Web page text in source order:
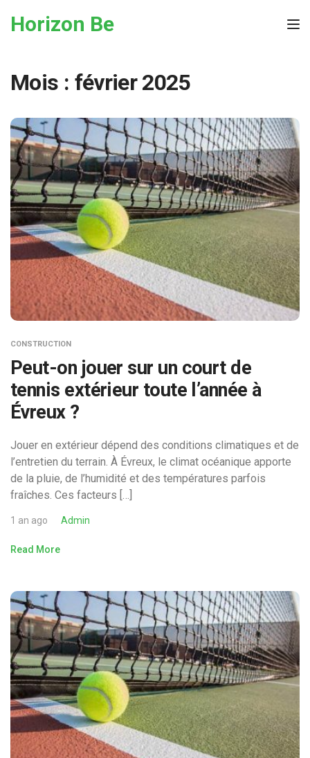
Horizon Be
Mois : février 2025
CONSTRUCTION
Peut-on jouer sur un court de
tennis extérieur toute l’année à
Évreux ?
Jouer en extérieur dépend des conditions climatiques et de
l’entretien du terrain. À Évreux, le climat océanique apporte
de la pluie, de l’humidité et des températures parfois
fraîches. Ces facteurs […]
1 an ago Admin
Read More